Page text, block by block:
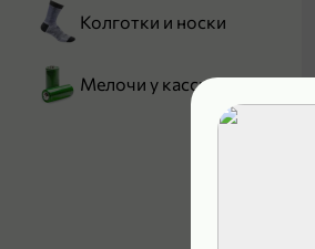
Колготки и носки
Мелочи у кассы